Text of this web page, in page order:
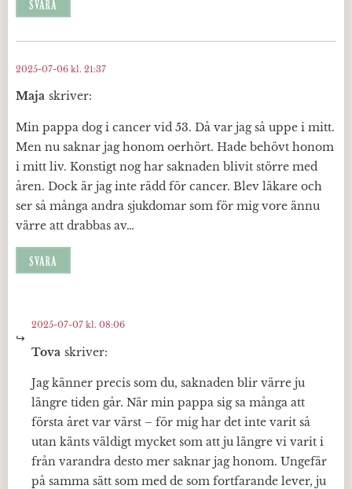
SVARA
Maja skriver:
2025-07-06 kl. 21:37
Min pappa dog i cancer vid 53. Då var jag så uppe i mitt.
Men nu saknar jag honom oerhört. Hade behövt honom
i mitt liv. Konstigt nog har saknaden blivit större med
åren. Dock är jag inte rädd för cancer. Blev läkare och
ser så många andra sjukdomar som för mig vore ännu
värre att drabbas av…
SVARA
Tova skriver:
2025-07-07 kl. 08:06
Jag känner precis som du, saknaden blir värre ju
längre tiden går. När min pappa sig sa många att
första året var värst – för mig har det inte varit så
utan känts väldigt mycket som att ju längre vi varit i
från varandra desto mer saknar jag honom. Ungefär
på samma sätt som med de som fortfarande lever, ju